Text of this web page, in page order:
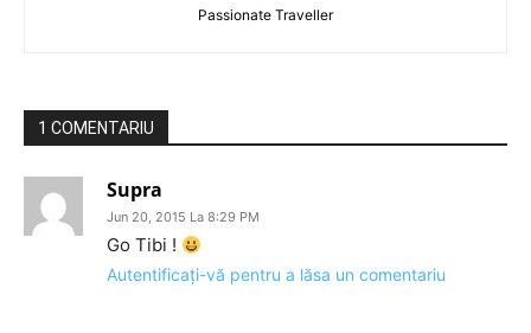
Passionate Traveller
1 COMENTARIU
Supra
Jun 20, 2015 La 8:29 PM
Go Tibi !
Autentificați-vă pentru a lăsa un comentariu